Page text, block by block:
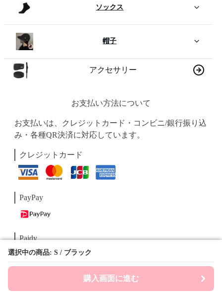
選択中の商品: S / ブラック
購入画面に進む
選択中の商品: S / ブラック
購入画面に進む
ソックス
帽子
アクセサリー
お支払い方法について
お支払いは、クレジットカード・コンビニ/銀行振り込
み・各種QR決済に対応しています。
クレジットカード
PayPay
Paidy
コンビニ/銀行振込